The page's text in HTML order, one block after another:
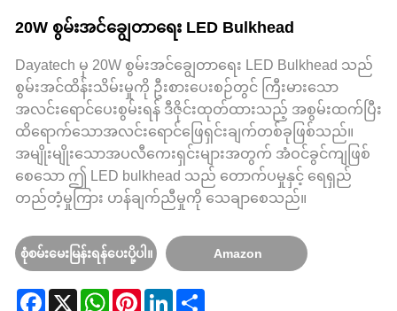
20W စွမ်းအင်ချွေတာရေး LED Bulkhead
Dayatech မှ 20W စွမ်းအင်ချွေတာရေး LED Bulkhead သည်
စွမ်းအင်ထိန်းသိမ်းမှုကို ဦးစားပေးစဉ်တွင် ကြီးမားသော
အလင်းရောင်ပေးစွမ်းရန် ဒီဇိုင်းထုတ်ထားသည့် အစွမ်းထက်ပြီး
ထိရောက်သောအလင်းရောင်ဖြေရှင်းချက်တစ်ခုဖြစ်သည်။
အမျိုးမျိုးသောအပလီကေးရှင်းများအတွက် အံဝင်ခွင်ကျဖြစ်
စေသော ဤ LED bulkhead သည် တောက်ပမှုနှင့် ရေရှည်
တည်တံ့မှုကြား ဟန်ချက်ညီမှုကို သေချာစေသည်။
စုံစမ်းမေးမြန်းရန်ပေးပို့ပါ။ Amazon
Facebook
X WhatsApp
PinterestLinkedIn